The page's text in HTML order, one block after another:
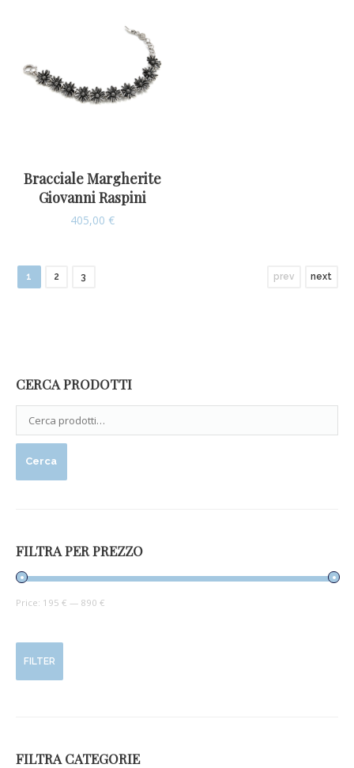
Bracciale Margherite
Giovanni Raspini
405,00 €
1 2 3 prev next
CERCA PRODOTTI
Cerca
FILTRA PER PREZZO
Price: 195 € — 890 €
FILTER
FILTRA CATEGORIE